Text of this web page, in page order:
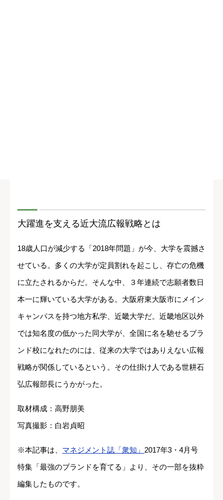
大躍進を支える近大流広報戦略とは
18歳人口が減少する「2018年問題」が今、大学を震撼さ
せている。多くの大学が定員割れを起こし、存亡の危機
に立たされるからだ。そんな中、３年連続で志願者数日
本一に輝いている大学がある。大阪府東大阪市にメイン
キャンパスを持つ地方私学、近畿大学だ。近畿地区以外
では知名度の低かった同大学が、全国に名を馳せるブラ
ンド校になれたのには、従来の大学ではありえない広報
戦略が関係しているという。その仕掛け人である世耕石
弘広報部長にうかがった。
取材構成：高野朋美
写真撮影：白岩貞昭
※本記事は、 マネジメント誌「衆知」 2017年3・4月号
特集「最強のブランドを育てる」より、その一部を抜粋
編集したものです。